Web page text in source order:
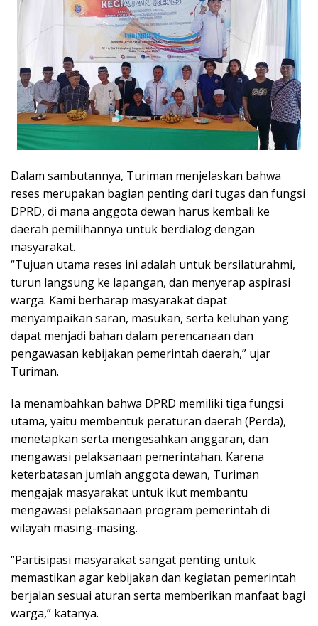
Dalam sambutannya, Turiman menjelaskan bahwa
reses merupakan bagian penting dari tugas dan fungsi
DPRD, di mana anggota dewan harus kembali ke
daerah pemilihannya untuk berdialog dengan
masyarakat.
“Tujuan utama reses ini adalah untuk bersilaturahmi,
turun langsung ke lapangan, dan menyerap aspirasi
warga. Kami berharap masyarakat dapat
menyampaikan saran, masukan, serta keluhan yang
dapat menjadi bahan dalam perencanaan dan
pengawasan kebijakan pemerintah daerah,” ujar
Turiman.
Ia menambahkan bahwa DPRD memiliki tiga fungsi
utama, yaitu membentuk peraturan daerah (Perda),
menetapkan serta mengesahkan anggaran, dan
mengawasi pelaksanaan pemerintahan. Karena
keterbatasan jumlah anggota dewan, Turiman
mengajak masyarakat untuk ikut membantu
mengawasi pelaksanaan program pemerintah di
wilayah masing-masing.
“Partisipasi masyarakat sangat penting untuk
memastikan agar kebijakan dan kegiatan pemerintah
berjalan sesuai aturan serta memberikan manfaat bagi
warga,” katanya.